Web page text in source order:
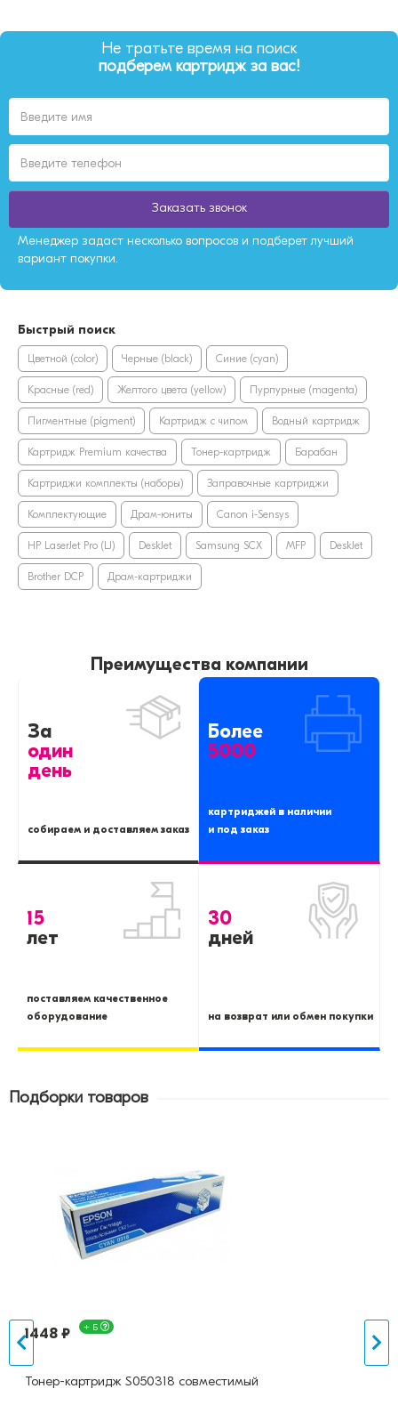
Не тратьте время на поиск
подберем картридж за вас!
Заказать звонок
Менеджер задаст несколько вопросов и подберет лучший
вариант покупки.
Быстрый поиск
Цветной (color) Черные (black) Синие (cyan)
Красные (red) Желтого цвета (yellow) Пурпурные (magenta)
Пигментные (pigment) Картридж с чипом Водный картридж
Картридж Premium качества Тонер-картридж Барабан
Картриджи комплекты (наборы) Заправочные картриджи
Комплектующие Драм-юниты Canon i-Sensys
HP LaserJet Pro (LJ) DeskJet Samsung SCX MFP DeskJet
Brother DCP Драм-картриджи
Преимущества компании
За
один
день
собираем и доставляем заказ
Более
5000
картриджей в наличии
и под заказ
15
лет
поставляем качественное
оборудование
30
дней
на возврат или обмен покупки
Подборки товаров
1448 ₽ + Б
Тонер-картридж S050318 совместимый